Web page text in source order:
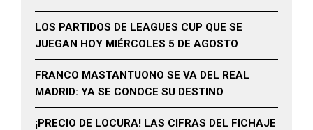
LOS PARTIDOS DE LEAGUES CUP QUE SE
JUEGAN HOY MIÉRCOLES 5 DE AGOSTO
FRANCO MASTANTUONO SE VA DEL REAL
MADRID: YA SE CONOCE SU DESTINO
¡PRECIO DE LOCURA! LAS CIFRAS DEL FICHAJE